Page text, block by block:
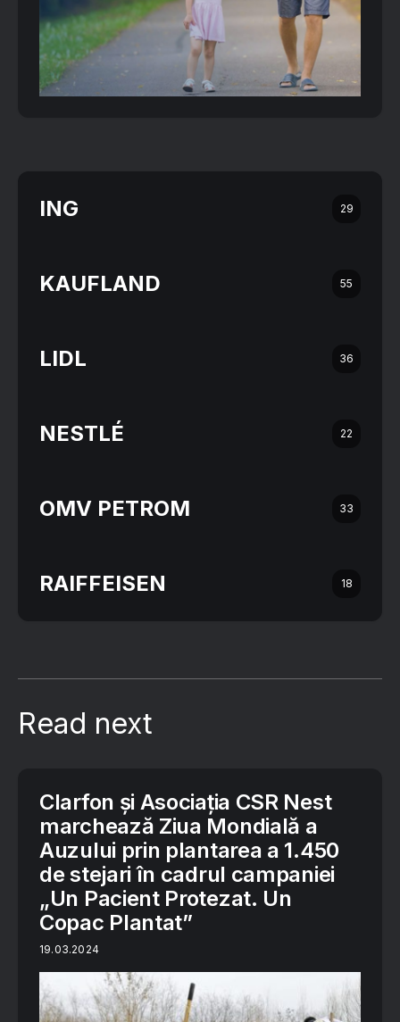
ING 29
KAUFLAND 55
LIDL 36
NESTLÉ 22
OMV PETROM 33
RAIFFEISEN 18
Read next
Clarfon și Asociația CSR Nest
marchează Ziua Mondială a
Auzului prin plantarea a 1.450
de stejari în cadrul campaniei
„Un Pacient Protezat. Un
Copac Plantat”
19.03.2024